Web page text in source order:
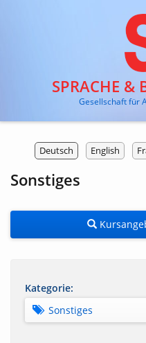
SPRACHE &
Gesellschaft für
English
Deutsch
Sonstiges
Kategorie:
Sonstiges